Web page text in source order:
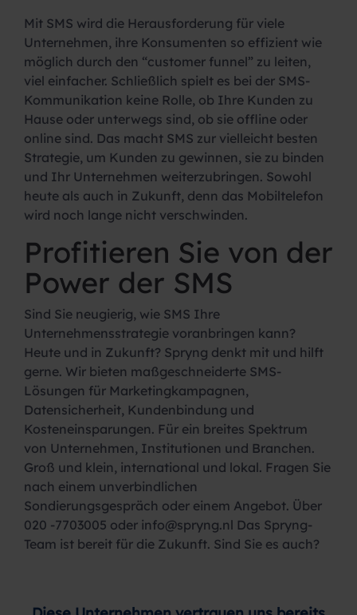
Mit SMS wird die Herausforderung für viele
Unternehmen, ihre Konsumenten so effizient wie
möglich durch den “customer funnel” zu leiten,
viel einfacher. Schließlich spielt es bei der SMS-
Kommunikation keine Rolle, ob Ihre Kunden zu
Hause oder unterwegs sind, ob sie offline oder
online sind. Das macht SMS zur vielleicht besten
Strategie, um Kunden zu gewinnen, sie zu binden
und Ihr Unternehmen weiterzubringen. Sowohl
heute als auch in Zukunft, denn das Mobiltelefon
wird noch lange nicht verschwinden.
Profitieren Sie von der
Power der SMS
Sind Sie neugierig, wie SMS Ihre
Unternehmensstrategie voranbringen kann?
Heute und in Zukunft? Spryng denkt mit und hilft
gerne. Wir bieten maßgeschneiderte SMS-
Lösungen für Marketingkampagnen,
Datensicherheit, Kundenbindung und
Kosteneinsparungen. Für ein breites Spektrum
von Unternehmen, Institutionen und Branchen.
Groß und klein, international und lokal. Fragen Sie
nach einem unverbindlichen
Sondierungsgespräch oder einem Angebot. Über
020 -7703005 oder info@spryng.nl Das Spryng-
Team ist bereit für die Zukunft. Sind Sie es auch?